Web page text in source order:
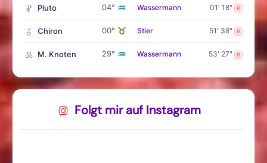
Pluto 04° ♒ Wassermann 01' 18" R
Chiron 00° ♉ Stier 51' 38" R
M. Knoten 29° ♒ Wassermann 53' 27" R
Folgt mir auf Instagram